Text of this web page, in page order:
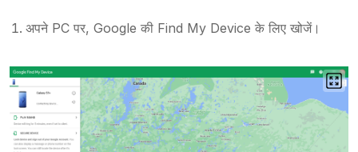
अपने PC पर, Google की Find My Device के लिए खोजें।